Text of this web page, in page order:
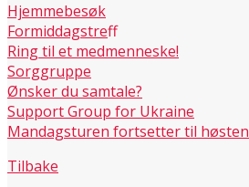
Hjemmebesøk
Formiddagstreff
Ring til et medmenneske!
Sorggruppe
Ønsker du samtale?
Support Group for Ukraine
Mandagsturen fortsetter til høsten
Tilbake